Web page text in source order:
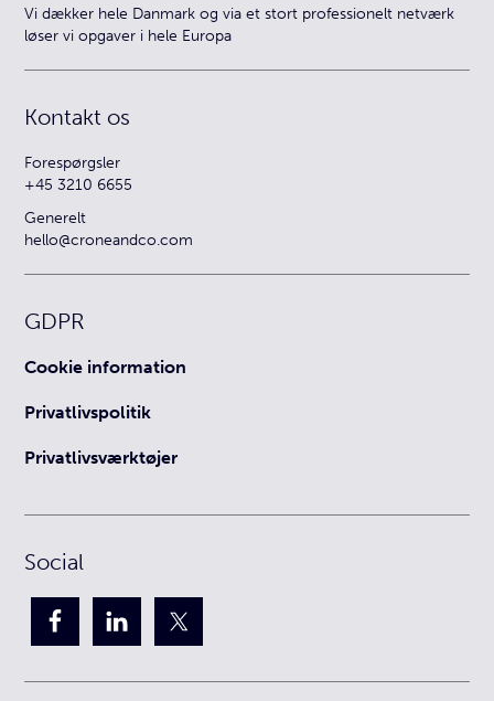
Vi dækker hele Danmark og via et stort professionelt netværk
løser vi opgaver i hele Europa
Kontakt os
Forespørgsler
+45 3210 6655
Generelt
hello@croneandco.com
GDPR
Cookie information
Privatlivspolitik
Privatlivsværktøjer
Social